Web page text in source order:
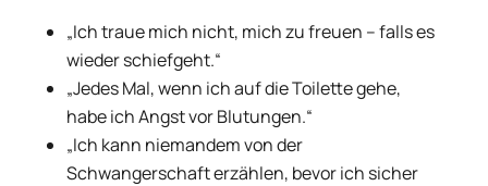
„Ich traue mich nicht, mich zu freuen – falls es
wieder schiefgeht.“
„Jedes Mal, wenn ich auf die Toilette gehe,
habe ich Angst vor Blutungen.“
„Ich kann niemandem von der
Schwangerschaft erzählen, bevor ich sicher